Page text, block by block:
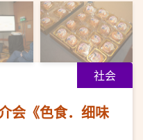
社会
会《色食．细味